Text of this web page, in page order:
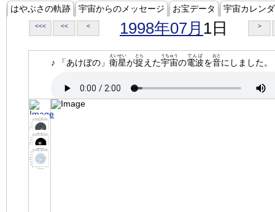
はやぶさの軌跡 宇宙からのメッセージ お宝データ 宇宙カレン
<<< << < 1998年07月 1日 >
♪ 「あけぼの」 衛星
えいせい
が捉
とら
えた宇宙
うちゅう
の電波
でんぱ
を音
おと
にしました。